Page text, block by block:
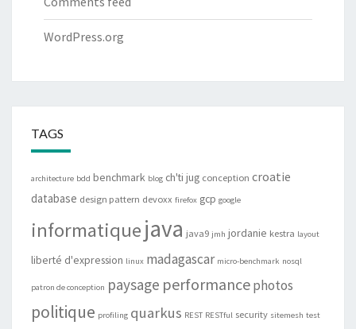
WordPress.org
TAGS
architecture bdd benchmark blog ch'ti jug conception croatie
database design pattern devoxx firefox gcp google
informatiquejava java9 jmh jordanie kestra layout
liberté d'expression linux madagascar micro-benchmark nosql
patron de conception paysage performancephotos
politique profiling quarkus REST RESTful security sitemesh test